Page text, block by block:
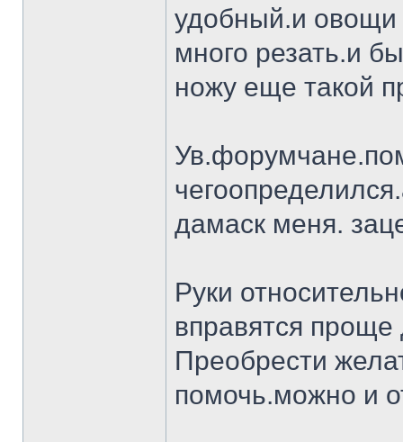
удобный.и овощи
много резать.и
ножу еще такой
дамаск меня.
Руки
вправятся
Преобрести
помочь.можно и